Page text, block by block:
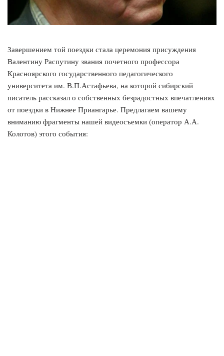
Завершением той поездки стала церемония присуждения
Валентину Распутину звания почетного профессора
Красноярского государственного педагогического
университета им. В.П.Астафьева, на которой сибирский
писатель рассказал о собственных безрадостных впечатлениях
от поездки в Нижнее Приангарье. Предлагаем вашему
вниманию фрагменты нашей видеосъемки (оператор А.А.
Колотов) этого события: